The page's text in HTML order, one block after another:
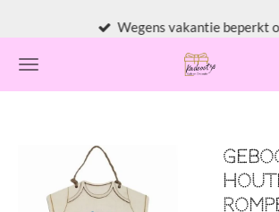
naar
de
Wegens vakantie beperkt